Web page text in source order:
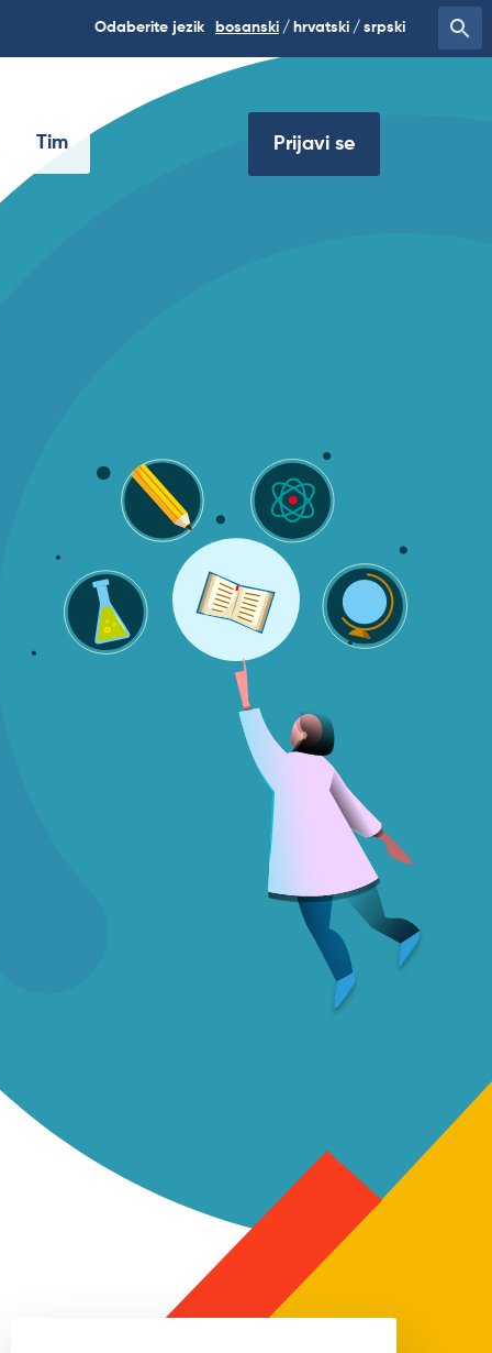
Odaberite jezik bosanski hrvatski srpski
Tim Prijavi se